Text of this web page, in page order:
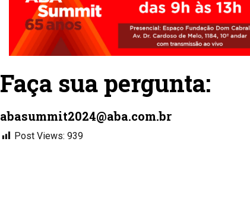
Faça sua pergunta:
abasummit2024@aba.com.br
Post Views: 939